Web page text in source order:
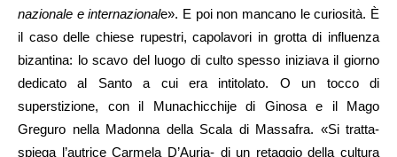
nazionale e internazionale». E poi non mancano le curiosità. È
il caso delle chiese rupestri, capolavori in grotta di influenza
bizantina: lo scavo del luogo di culto spesso iniziava il giorno
dedicato al Santo a cui era intitolato. O un tocco di
superstizione, con il Munachicchije di Ginosa e il Mago
Greguro nella Madonna della Scala di Massafra. «Si tratta-
spiega l’autrice Carmela D’Auria- di un retaggio della cultura